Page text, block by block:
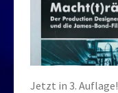
Jetzt in 3. Auflage!